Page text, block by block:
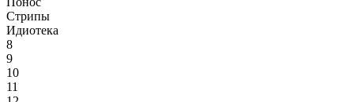
Стрипы
Идиотека
8
9
10
11